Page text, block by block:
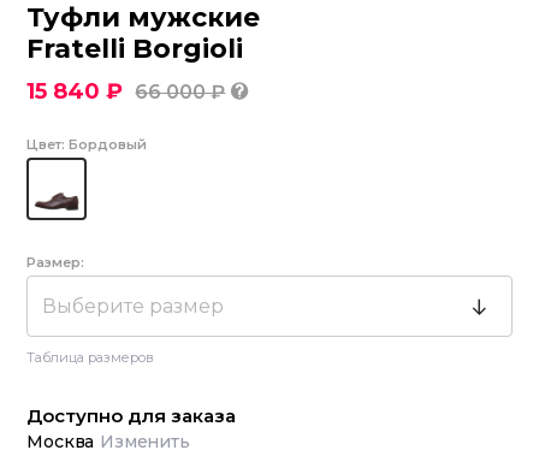
Туфли мужские
Fratelli Borgioli
15 840 ₽ 66 000 ₽
Цвет: Бордовый
Размер:
Выберите размер
Таблица размеров
Доступно для заказа
Москва Изменить